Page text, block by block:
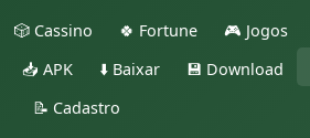
🎲 Cassino 🍀 Fortune 🎮 Jogos
📥 APK ⬇️ Baixar 💾 Download
📝 Cadastro